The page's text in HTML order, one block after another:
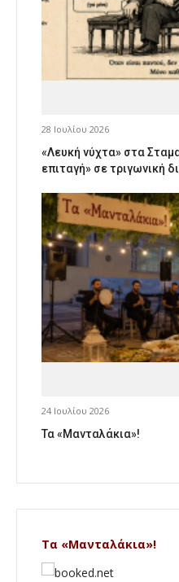
28 Ιουλίου 2026
«Λευκή νύχτα» στα
επιταγή» σε τριγωνική
24 Ιουλίου 2026
Τα «Μανταλάκια»!
Τα «Μανταλάκια»!